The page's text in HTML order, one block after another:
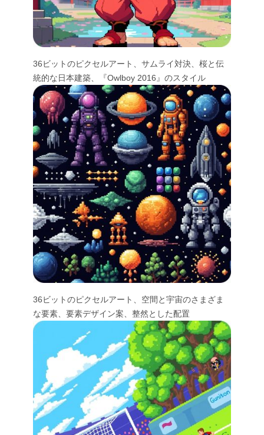
36ビットのピクセルアート、サムライ対決、桜と伝
統的な日本建築、『Owlboy 2016』のスタイル
36ビットのピクセルアート、空間と宇宙のさまざま
な要素、要素デザイン案、整然とした配置